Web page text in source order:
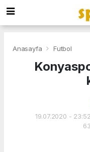
Anasayfa Futbol
19.07.2020 -